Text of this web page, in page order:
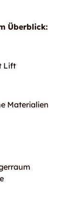
Überblick:
Lift
Materialien